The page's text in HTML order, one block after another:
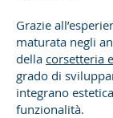
Grazie
maturata negli
della corsetteria
grado di
integrano
funzionalità.